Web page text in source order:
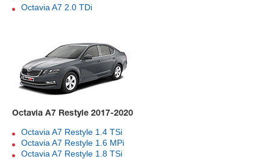
Octavia A7 2.0 TDi
Octavia A7 Restyle 2017-2020
Octavia A7 Restyle 1.4 TSi
Octavia A7 Restyle 1.6 MPi
Octavia A7 Restyle 1.8 TSi